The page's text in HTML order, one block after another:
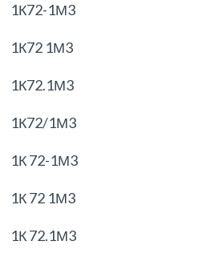
1К72-1М3
1К72 1М3
1К72.1М3
1К72/1М3
1К 72-1М3
1К 72 1М3
1К 72.1М3